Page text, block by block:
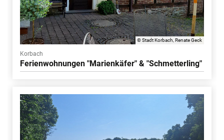
© Stadt Korbach, Renate Geck
Korbach
Ferienwohnungen "Marienkäfer" & "Schmetterling"